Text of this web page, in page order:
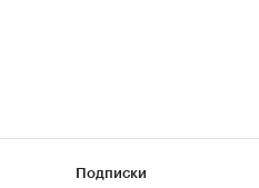
Подписки